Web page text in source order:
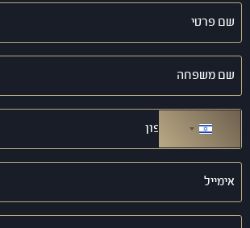
שם
פרטי
שם
משפחה
טלפון
(חובה)
ישראל +972
אימייל
(חובה)
הודעה